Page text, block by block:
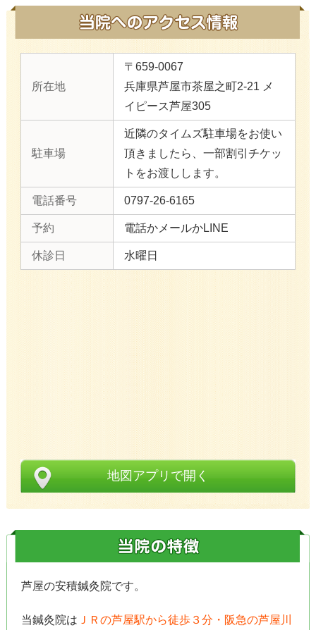
所在地
〒659-0067
兵庫県芦屋市茶屋之町2-21 メ
イピース芦屋305
駐車場
近隣のタイムズ駐車場をお使い
頂きましたら、一部割引チケッ
トをお渡しします。
電話番号 0797-26-6165
予約 電話かメールかLINE
休診日 水曜日
地図アプリで開く
芦屋の安積鍼灸院です。
当鍼灸院は ＪＲの芦屋駅から徒歩３分・阪急の芦屋川